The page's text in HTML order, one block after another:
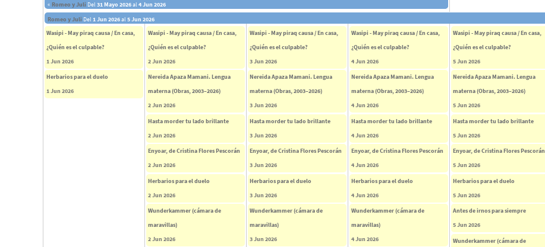
« Romeo y Juli Del 31 Mayo 2026al 4 Jun 2026
Romeo y Juli Del 1 Jun 2026al 5 Jun 2026
Wasipi - May piraq causa / En casa,
¿Quién es el culpable?
1 Jun 2026
Herbarios para el duelo
1 Jun 2026
Wasipi - May piraq causa / En casa,
¿Quién es el culpable?
2 Jun 2026
Nereida Apaza Mamani. Lengua
materna (Obras, 2003–2026)
2 Jun 2026
Hasta morder tu lado brillante
2 Jun 2026
Enyoar, de Cristina Flores Pescorán
2 Jun 2026
Herbarios para el duelo
2 Jun 2026
Wunderkammer (cámara de
maravillas)
2 Jun 2026
Wasipi - May piraq causa / En casa,
¿Quién es el culpable?
3 Jun 2026
Nereida Apaza Mamani. Lengua
materna (Obras, 2003–2026)
3 Jun 2026
Hasta morder tu lado brillante
3 Jun 2026
Enyoar, de Cristina Flores Pescorán
3 Jun 2026
Herbarios para el duelo
3 Jun 2026
Wunderkammer (cámara de
maravillas)
3 Jun 2026
Wasipi - May piraq causa / En casa,
¿Quién es el culpable?
4 Jun 2026
Nereida Apaza Mamani. Lengua
materna (Obras, 2003–2026)
4 Jun 2026
Hasta morder tu lado brillante
4 Jun 2026
Enyoar, de Cristina Flores Pescorán
4 Jun 2026
Herbarios para el duelo
4 Jun 2026
Wunderkammer (cámara de
maravillas)
4 Jun 2026
Wasipi - May piraq causa / En casa,
¿Quién es el culpable?
5 Jun 2026
Nereida Apaza Mamani. Lengua
materna (Obras, 2003–2026)
5 Jun 2026
Hasta morder tu lado brillante
5 Jun 2026
Enyoar, de Cristina Flores Pescorán
5 Jun 2026
Herbarios para el duelo
5 Jun 2026
Antes de irnos para siempre
5 Jun 2026
Wunderkammer (cámara de